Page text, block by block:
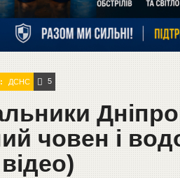
ДСНС 5
човен і